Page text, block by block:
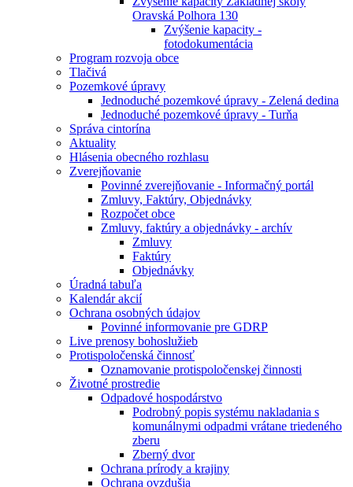
Oravská Polhora 130
Zvýšenie kapacity -
fotodokumentácia
Program rozvoja obce
Tlačivá
Pozemkové úpravy
Jednoduché pozemkové úpravy - Zelená dedina
Jednoduché pozemkové úpravy - Turňa
Správa cintorína
Aktuality
Hlásenia obecného rozhlasu
Zverejňovanie
Povinné zverejňovanie - Informačný portál
Zmluvy, Faktúry, Objednávky
Rozpočet obce
Zmluvy, faktúry a objednávky - archív
Zmluvy
Faktúry
Objednávky
Úradná tabuľa
Kalendár akcií
Ochrana osobných údajov
Povinné informovanie pre GDRP
Live prenosy bohoslužieb
Protispoločenská činnosť
Oznamovanie protispoločenskej činnosti
Životné prostredie
Odpadové hospodárstvo
Podrobný popis systému nakladania s
komunálnymi odpadmi vrátane triedeného
zberu
Zberný dvor
Ochrana prírody a krajiny
Ochrana ovzdušia